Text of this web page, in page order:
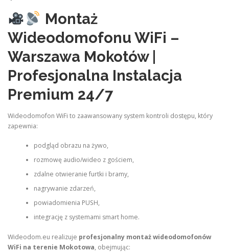
Montaż
Wideodomofonu WiFi –
Warszawa Mokotów |
Profesjonalna Instalacja
Premium 24/7
Wideodomofon WiFi to zaawansowany system kontroli dostępu, który
zapewnia:
podgląd obrazu na żywo,
rozmowę audio/wideo z gościem,
zdalne otwieranie furtki i bramy,
nagrywanie zdarzeń,
powiadomienia PUSH,
integrację z systemami smart home.
Wideodom.eu realizuje profesjonalny montaż wideodomofonów
WiFi na terenie Mokotowa, obejmując: